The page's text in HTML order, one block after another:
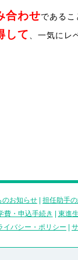
合わせである
して
、一気にレ
のお知らせ 担任助手
費・申込手続き 東進
イバシー・ポリシー